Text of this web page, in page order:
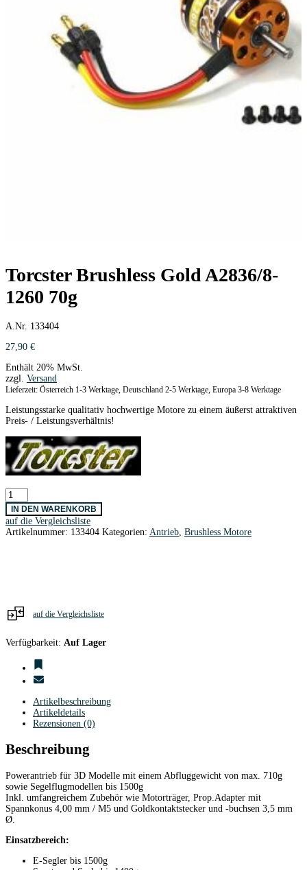
Torcster Brushless Gold A2836/8-
1260 70g
A.Nr. 133404
27,90 €
Enthält 20% MwSt.
zzgl. Versand
Lieferzeit: Österreich 1-3 Werktage, Deutschland 2-5 Werktage, Europa 3-8 Werktage
Leistungsstarke qualitativ hochwertige Motore zu einem äußerst attraktiven
Preis- / Leistungsverhältnis!
Torcster
Brushless
Gold
A2836/8-
1260
IN DEN WARENKORB
auf die Vergleichsliste
Artikelnummer: 133404 Kategorien: Antrieb Brushless Motore
auf die Vergleichsliste
Verfügbarkeit: Auf Lager
Artikelbeschreibung
Artikeldetails
Rezensionen (0)
Beschreibung
Powerantrieb für 3D Modelle mit einem Abfluggewicht von max. 710g
sowie Segelflugmodellen bis 1500g
Inkl. umfangreichem Zubehör wie Motorträger, Prop.Adapter mit
Spannkonus 4,00 mm / M5 und Goldkontaktstecker und -buchsen 3,5 mm
Ø.
Einsatzbereich:
E-Segler bis 1500g